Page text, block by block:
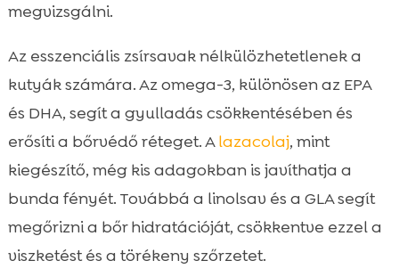
megvizsgálni.
Az esszenciális zsírsavak nélkülözhetetlenek a
kutyák számára. Az omega-3, különösen az EPA
és DHA, segít a gyulladás csökkentésében és
erősíti a bőrvédő réteget. Alazacolaj, mint
kiegészítő, még kis adagokban is javíthatja a
bunda fényét. Továbbá a linolsav és a GLA segít
megőrizni a bőr hidratációját, csökkentve ezzel a
viszketést és a törékeny szőrzetet.